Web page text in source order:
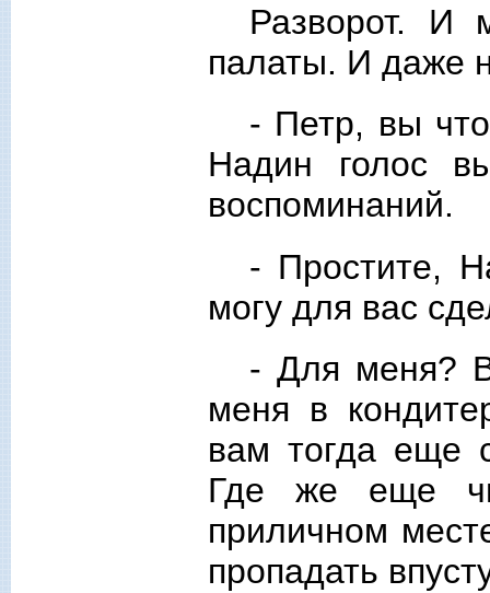
Разворот. И
палаты. И даже
- Петр, вы
Надин голос
воспоминаний.
- Простите,
могу для вас
- Для меня?
меня в
вам тогда еще
Где же еще
приличном
пропадать